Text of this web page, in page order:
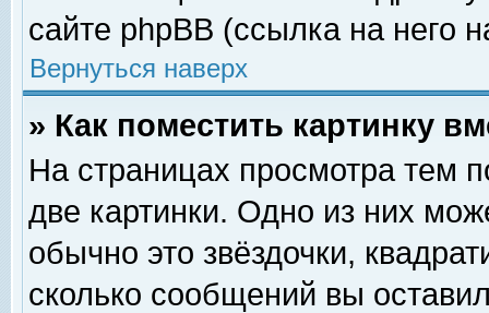
сайте phpBB (ссылка на него
Вернуться наверх
» Как поместить картинку
На страницах просмотра тем
две картинки. Одно из них
обычно это звёздочки,
сколько сообщений вы